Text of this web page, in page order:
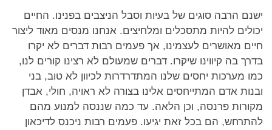
ישנם הרבה סוגים של בעיות וסבל הניצבים בפנינו. החיים
יכולים להיות מתסכלים ומלחיצים. אנחנו מנסים מאוד ליצור
חיים מאושרים לעצמינו, אך פעמים רבות דברים לא יקרו
בדרך בה קיווינו שיקרו. דברים שמעולם לא רצינו קורים לנו,
כמו מערכות יחסים שלנו המתדרדרות לכיוון לא טוב, בני
ובנות אדם המתייחסים אלינו בצורה לא ראויה, חולי, אבדן
מקורות פרנסה, וכן הלאה. עד כמה שננסה למנוע מהם
להתרחש, הם בכל זאת יגיעו. פעמים רבות ניכנס לדיכאון